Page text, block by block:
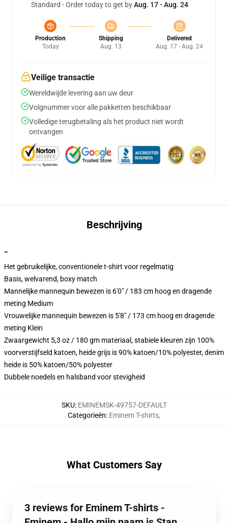
Standard - Order today to get byAug. 17 - Aug. 24
Production
Today
Shipping
Aug. 13
Delivered
Aug. 17 - Aug. 24
Veilige transactie
Wereldwijde levering aan uw deur
Volgnummer voor alle pakketten beschikbaar
Volledige terugbetaling als het product niet wordt
ontvangen
Beschrijving
""
Het gebruikelijke, conventionele t-shirt voor regelmatig
Basis, welvarend, boxy match
Mannelijke mannequin bewezen is 6'0" / 183 cm hoog en dragende
meting Medium
Vrouwelijke mannequin bewezen is 5'8" / 173 cm hoog en dragende
meting Klein
Zwaargewicht 5,3 oz / 180 gm materiaal, stabiele kleuren zijn 100%
voorverstijfseld katoen, heide grijs is 90% katoen/10% polyester, denim
heide is 50% katoen/50% polyester
Dubbele noedels en halsband voor stevigheid
SKU: EMINEMSK-49757-DEFAULT
Categorieën: Eminem T-shirts,
What Customers Say
3 reviews for Eminem T-shirts -